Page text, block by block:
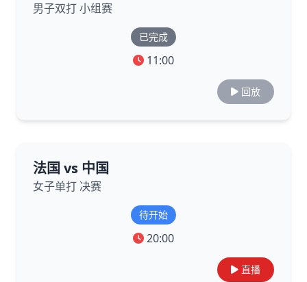
男子双打 小组赛
已完成
11:00
回放
法国 vs 中国
女子单打 决赛
待开始
20:00
直播